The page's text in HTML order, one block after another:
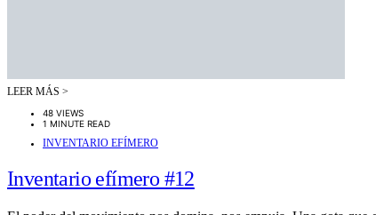
LEER MÁS >
48 VIEWS
1 MINUTE READ
INVENTARIO EFÍMERO
Inventario efímero #12